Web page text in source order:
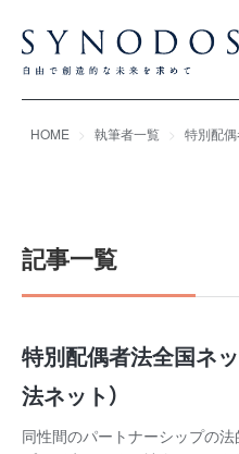
HOME 執筆者一覧
特別配
記事一覧
特別配偶者法全国ネ
法ネット）
同性間のパートナーシップの法